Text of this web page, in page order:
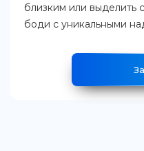
близким или выделить
боди с уникальными